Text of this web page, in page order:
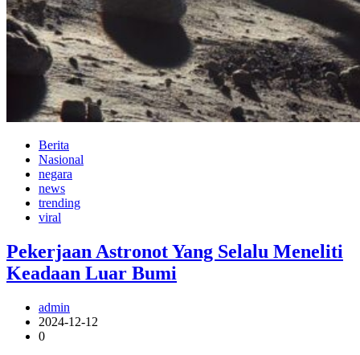
Berita
Nasional
negara
news
trending
viral
Pekerjaan Astronot Yang Selalu Meneliti
Keadaan Luar Bumi
admin
2024-12-12
0